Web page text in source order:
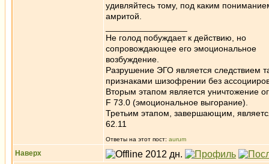
удивляйтесь тому, под каким
амритой.
Не голод побуждает к действию, но
сопровождающее его эмоциональное
возбуждение.
Разрушение ЭГО является следствием
признаками шизофрении без
Вторым этапом является уничтожение
F 73.0 (эмоциональное выгорание).
Третьим этапом, завершающим,
62.11
Ответы на этот пост: aurum
Наверх